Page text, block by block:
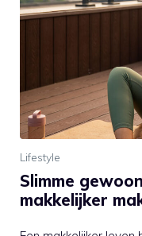
Lifestyle
Slimme
makkelijker